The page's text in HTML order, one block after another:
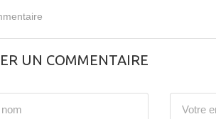
UN COMMENTAIRE